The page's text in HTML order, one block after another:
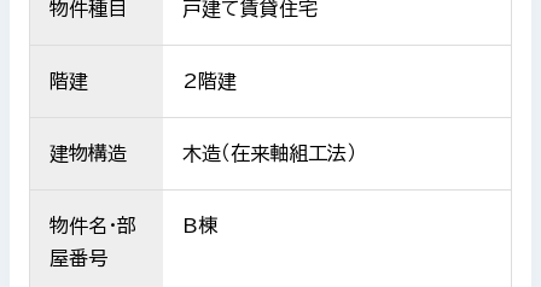
物件種目 戸建て賃貸住宅
階建 2階建
建物構造 木造（在来軸組工法）
物件名・部
屋番号
B棟